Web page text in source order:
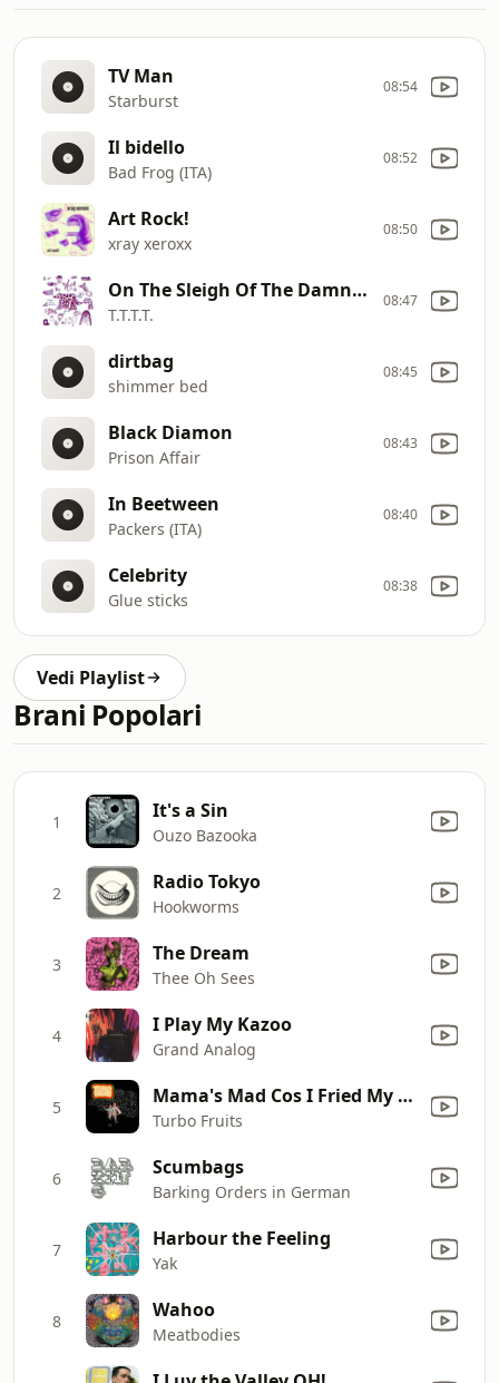
TV Man
Starburst
08:54
Il bidello
Bad Frog (ITA)
08:52
Art Rock!
xray xeroxx
08:50
On The Sleigh Of The Damned
T.T.T.T.
08:47
dirtbag
shimmer bed
08:45
Black Diamon
Prison Affair
08:43
In Beetween
Packers (ITA)
08:40
Celebrity
Glue sticks
08:38
Vedi Playlist
Brani Popolari
1 It's a Sin
Ouzo Bazooka
2 Radio Tokyo
Hookworms
3 The Dream
Thee Oh Sees
4 I Play My Kazoo
Grand Analog
5 Mama's Mad Cos I Fried My Brain
Turbo Fruits
6 Scumbags
Barking Orders in German
7 Harbour the Feeling
Yak
8 Wahoo
Meatbodies